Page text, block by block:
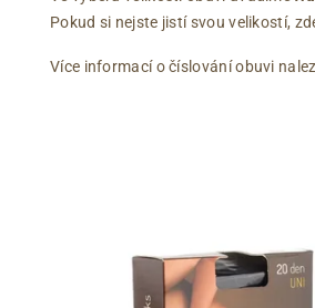
Pokud si nejste jistí svou velikostí,
Více informací o číslování obuvi